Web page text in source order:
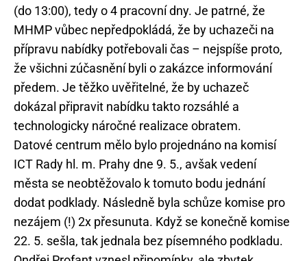
(do 13:00), tedy o 4 pracovní dny. Je patrné, že
MHMP vůbec nepředpokládá, že by uchazeči na
přípravu nabídky potřebovali čas – nejspíše proto,
že všichni zúčasnění byli o zakázce informování
předem. Je těžko uvěřitelné, že by uchazeč
dokázal připravit nabídku takto rozsáhlé a
technologicky náročné realizace obratem.
Datové centrum mělo bylo projednáno na komisí
ICT Rady hl. m. Prahy dne 9. 5., avšak vedení
města se neobtěžovalo k tomuto bodu jednání
dodat podklady. Následně byla schůze komise pro
nezájem (!) 2x přesunuta. Když se konečně komise
22. 5. sešla, tak jednala bez písemného podkladu.